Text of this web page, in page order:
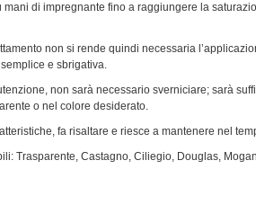
di impregnante fino a raggiungere la
non si rende quindi necessaria
e sbrigativa.
non sarà necessario sverniciare; sarà
o nel colore desiderato.
fa risaltare e riesce a mantenere nel
Trasparente, Castagno, Ciliegio, Douglas,